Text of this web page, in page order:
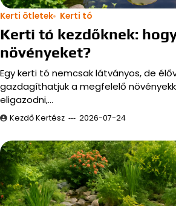
Kerti ötletek Kerti tó
Kerti tó kezdőknek:
növényeket?
Egy kerti tó nemcsak látványos, de
gazdagíthatjuk a megfelelő
eligazodni,…
Kezdő Kertész 2026-07-24